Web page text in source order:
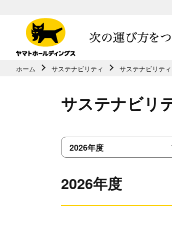
共通メニューに移動
フッターに移動
ホーム サステナビリティ サステナビリテ
サステナビリ
2026年度